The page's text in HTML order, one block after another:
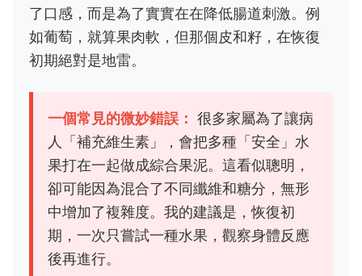
了口感，而是為了實實在在降低腸道刺激。例
如葡萄，就算果肉軟，但那個皮和籽，在恢復
初期絕對是地雷。
一個常見的微妙錯誤： 很多家屬為了讓病
人「補充維生素」，會把多種「安全」水
果打在一起做成綜合果泥。這看似聰明，
卻可能因為混合了不同纖維和糖分，無形
中增加了複雜度。我的建議是，恢復初
期，一次只嘗試一種水果，觀察身體反應
後再進行。